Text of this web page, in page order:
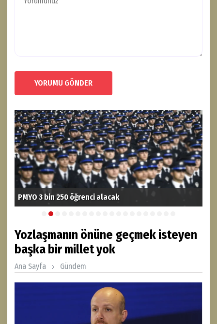
YORUMU GÖNDER
PMYO 3 bin 250 öğrenci alacak
Yozlaşmanın önüne geçmek isteyen
başka bir millet yok
Ana Sayfa Gündem